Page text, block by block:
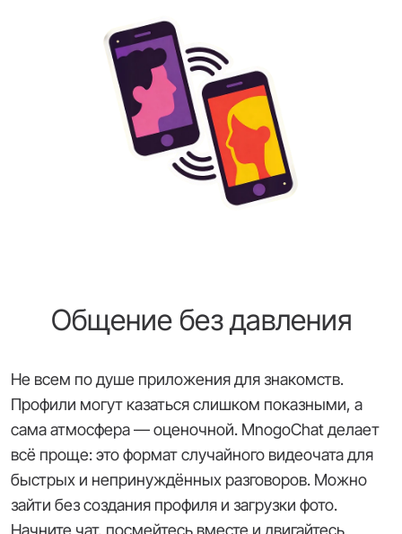
Общение без давления
Не всем по душе приложения для знакомств.
Профили могут казаться слишком показными, а
сама атмосфера — оценочной. MnogoChat делает
всё проще: это формат случайного видеочата для
быстрых и непринуждённых разговоров. Можно
зайти без создания профиля и загрузки фото.
Начните чат, посмейтесь вместе и двигайтесь